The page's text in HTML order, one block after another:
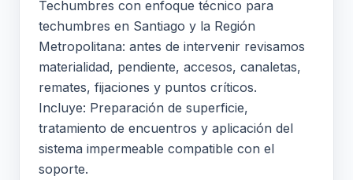
Techumbres con enfoque técnico para
techumbres en Santiago y la Región
Metropolitana: antes de intervenir revisamos
materialidad, pendiente, accesos, canaletas,
remates, fijaciones y puntos críticos.
Incluye: Preparación de superficie,
tratamiento de encuentros y aplicación del
sistema impermeable compatible con el
soporte.